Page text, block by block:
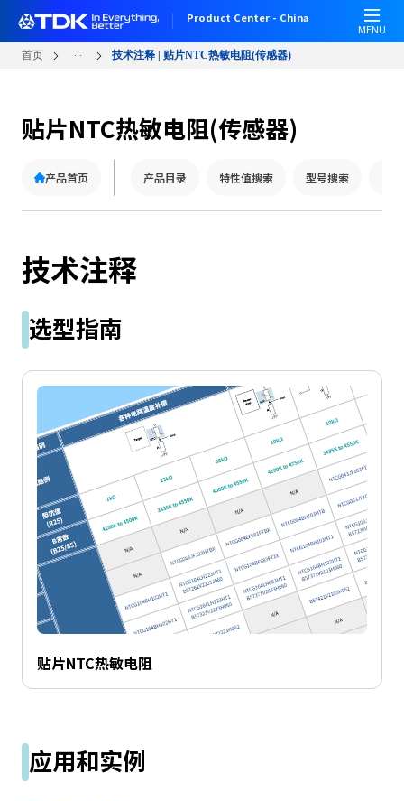
Product Center - China
MENU
首页 ... 技术注释 | 贴片NTC热敏电阻(传感器)
贴片NTC热敏电阻(传感器)
产品首页 产品目录 特性值搜索 型号搜索
技术注释
选型指南
贴片NTC热敏电阻
应用和实例